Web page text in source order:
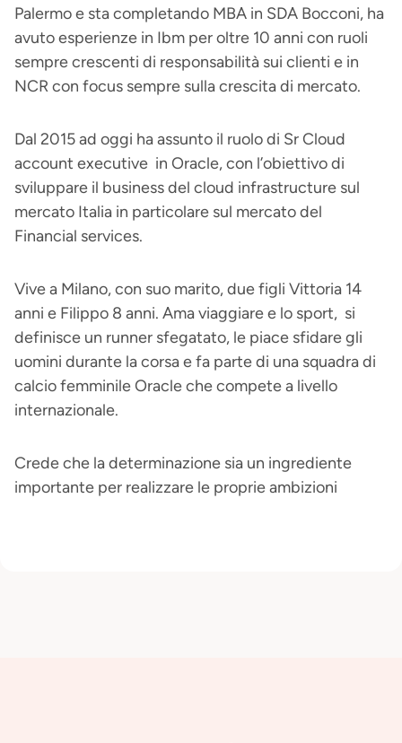
Palermo e sta completando MBA in SDA Bocconi, ha
avuto esperienze in Ibm per oltre 10 anni con ruoli
sempre crescenti di responsabilità sui clienti e in
NCR con focus sempre sulla crescita di mercato.
Dal 2015 ad oggi ha assunto il ruolo di Sr Cloud
account executive in Oracle, con l’obiettivo di
sviluppare il business del cloud infrastructure sul
mercato Italia in particolare sul mercato del
Financial services.
Vive a Milano, con suo marito, due figli Vittoria 14
anni e Filippo 8 anni. Ama viaggiare e lo sport, si
definisce un runner sfegatato, le piace sfidare gli
uomini durante la corsa e fa parte di una squadra di
calcio femminile Oracle che compete a livello
internazionale.
Crede che la determinazione sia un ingrediente
importante per realizzare le proprie ambizioni